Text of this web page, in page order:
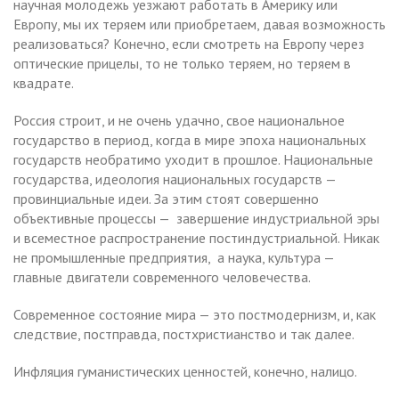
научная молодежь уезжают работать в Америку или
Европу, мы их теряем или приобретаем, давая возможность
реализоваться? Конечно, если смотреть на Европу через
оптические прицелы, то не только теряем, но теряем в
квадрате.
Россия строит, и не очень удачно, свое национальное
государство в период, когда в мире эпоха национальных
государств необратимо уходит в прошлое. Национальные
государства, идеология национальных государств —
провинциальные идеи. За этим стоят совершенно
объективные процессы — завершение индустриальной эры
и всеместное распространение постиндустриальной. Никак
не промышленные предприятия, а наука, культура —
главные двигатели современного человечества.
Современное состояние мира — это постмодернизм, и, как
следствие, постправда, постхристианство и так далее.
Инфляция гуманистических ценностей, конечно, налицо.